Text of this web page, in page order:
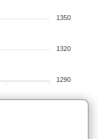
1350
1320
1290